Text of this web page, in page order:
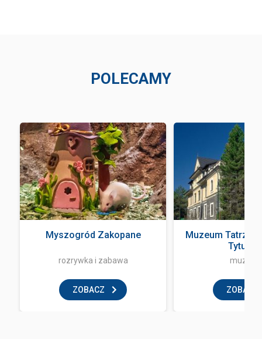
POLECAMY
Myszogród Zakopane
rozrywka i zabawa
ZOBACZ
Muzeum
Tytusa
ZOBACZ